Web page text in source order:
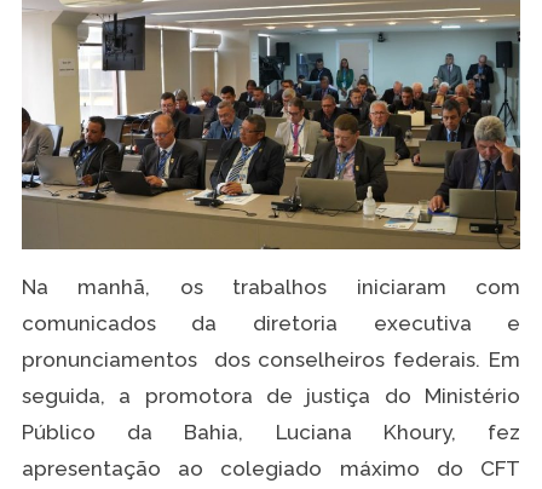
Na manhã, os trabalhos iniciaram com
comunicados da diretoria executiva e
pronunciamentos dos conselheiros federais. Em
seguida, a promotora de justiça do Ministério
Público da Bahia, Luciana Khoury, fez
apresentação ao colegiado máximo do CFT